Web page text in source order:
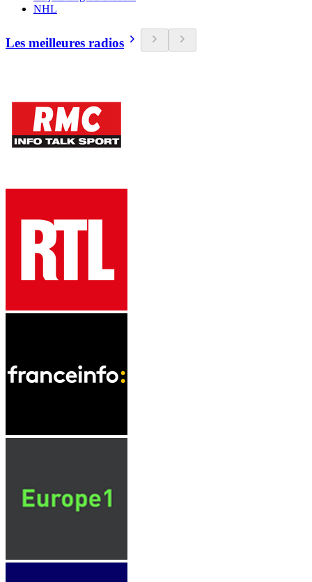
NHL
Les meilleures radios